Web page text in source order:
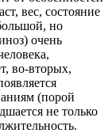
вес, состояние
но
очень
во-вторых,
(порой
не только